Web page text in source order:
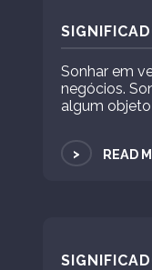
Sonhar em
negócios.
algum
> READ